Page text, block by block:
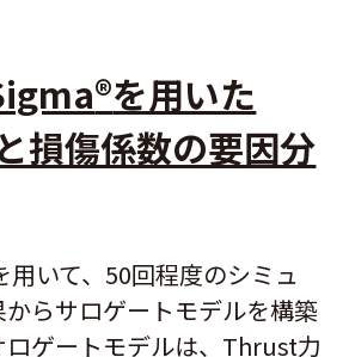
®を用いた
損傷係数の要因分
用いて、50回程度のシミュ
からサロゲートモデルを構築
ロゲートモデルは、Thrust力